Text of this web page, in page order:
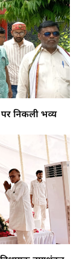
पर निकली भव्य